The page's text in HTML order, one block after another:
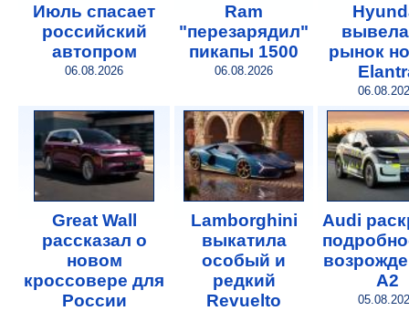
Июль спасает
российский
автопром
06.08.2026
Ram
"перезарядил"
пикапы 1500
06.08.2026
рынок
Great Wall
рассказал о
новом
кроссовере для
России
Lamborghini
выкатила
особый и
редкий
Revuelto
Audi
A2